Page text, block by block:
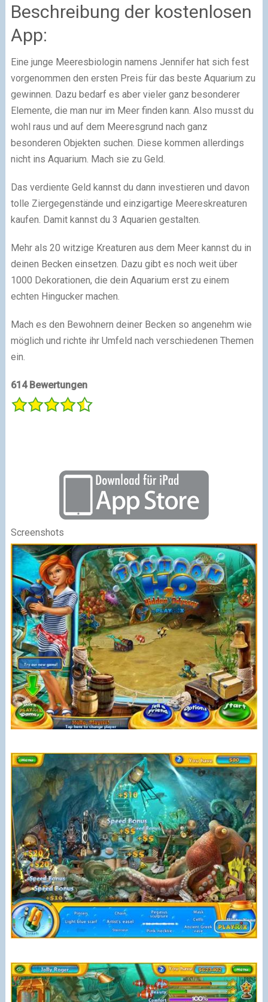
Beschreibung der kostenlosen
App:
Eine junge Meeresbiologin namens Jennifer hat sich fest
vorgenommen den ersten Preis für das beste Aquarium zu
gewinnen. Dazu bedarf es aber vieler ganz besonderer
Elemente, die man nur im Meer finden kann. Also musst du
wohl raus und auf dem Meeresgrund nach ganz
besonderen Objekten suchen. Diese kommen allerdings
nicht ins Aquarium. Mach sie zu Geld.
Das verdiente Geld kannst du dann investieren und davon
tolle Ziergegenstände und einzigartige Meereskreaturen
kaufen. Damit kannst du 3 Aquarien gestalten.
Mehr als 20 witzige Kreaturen aus dem Meer kannst du in
deinen Becken einsetzen. Dazu gibt es noch weit über
1000 Dekorationen, die dein Aquarium erst zu einem
echten Hingucker machen.
Mach es den Bewohnern deiner Becken so angenehm wie
möglich und richte ihr Umfeld nach verschiedenen Themen
ein.
614 Bewertungen
Screenshots